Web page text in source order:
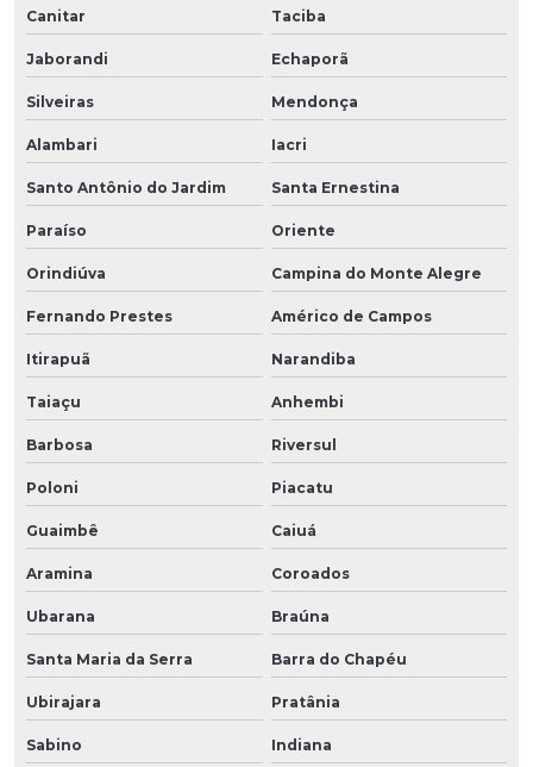
Canitar Taciba
Jaborandi Echaporã
Silveiras Mendonça
Alambari Iacri
Santo Antônio do Jardim Santa Ernestina
Paraíso Oriente
Orindiúva Campina do Monte Alegre
Fernando Prestes Américo de Campos
Itirapuã Narandiba
Taiaçu Anhembi
Barbosa Riversul
Poloni Piacatu
Guaimbê Caiuá
Aramina Coroados
Ubarana Braúna
Santa Maria da Serra Barra do Chapéu
Ubirajara Pratânia
Sabino Indiana